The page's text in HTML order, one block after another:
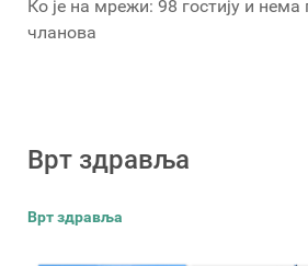
Ко је на мрежи: 98 гостију и
чланова
Врт здравља
Врт здравља